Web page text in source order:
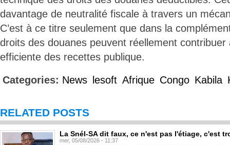
davantage de neutralité fiscale à travers un
C’est à ce titre seulement que dans la
droits des douanes peuvent réellement contribuer
efficiente des recettes publique.
Categories: News lesoft Afrique Congo Kabila
RELATED POSTS
La Snél-SA dit faux, ce n'est pas l'étiage, c'est
mer, 05/08/2026 - 11:37